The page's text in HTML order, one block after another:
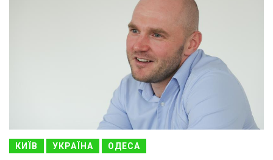
КИЇВ УКРАЇНА ОДЕСА